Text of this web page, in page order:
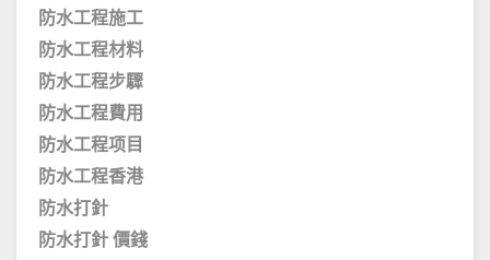
防水工程施工
防水工程材料
防水工程步驟
防水工程費用
防水工程项目
防水工程香港
防水打針
防水打針 價錢